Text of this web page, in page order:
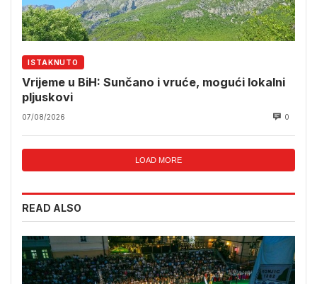
ISTAKNUTO
Vrijeme u BiH: Sunčano i vruće, mogući lokalni
pljuskovi
07/08/2026 0
LOAD MORE
READ ALSO